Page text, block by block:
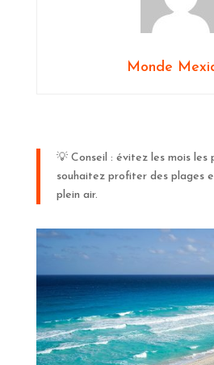
Monde
💡 Conseil : évitez les mois les
souhaitez profiter des plages
plein air.